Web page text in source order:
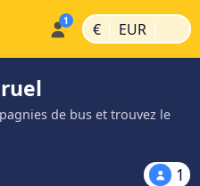
€ | EUR |
de bus et trouvez le
1